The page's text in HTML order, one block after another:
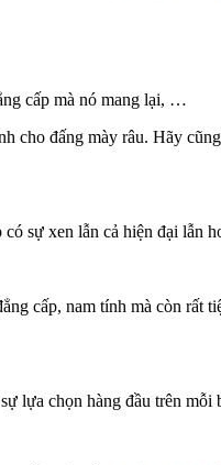
cấp mà nó mang lại, …
cho đấng mày râu. Hãy
sự xen lẫn cả hiện đại
cấp, nam tính mà còn rất
lựa chọn hàng đầu trên